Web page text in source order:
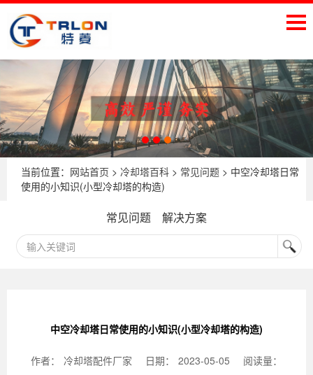
当前位置： 网站首页 > 冷却塔百科 > 常见问题 > 中空冷却塔日常
使用的小知识(小型冷却塔的构造)
常见问题 解决方案
中空冷却塔日常使用的小知识(小型冷却塔的构造)
作者： 冷却塔配件厂家 日期： 2023-05-05 阅读量：